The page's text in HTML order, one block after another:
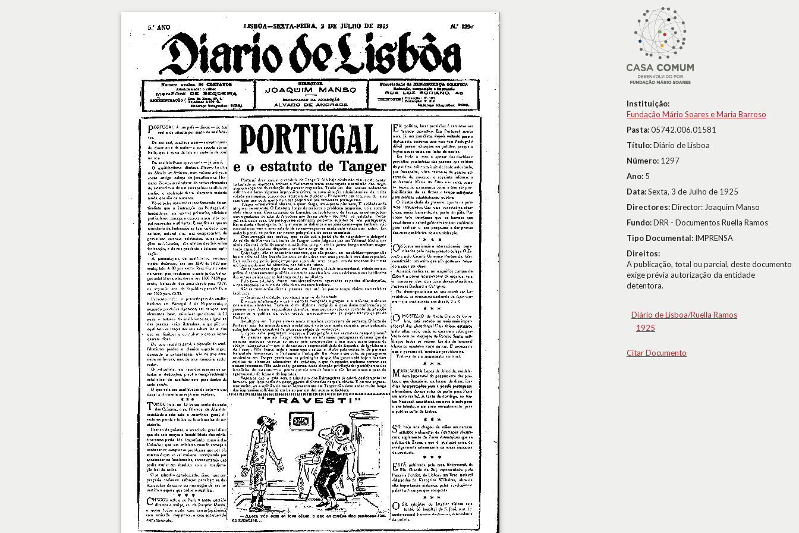
Instituição:
Fundação Mário Soares e Maria Barroso
Pasta:05742.006.01581
Título:Diário de Lisboa
Número: 1297
Ano: 5
Data:Sexta, 3 de Julho de 1925
Directores:Director: Joaquim Manso
Fundo:DRR - Documentos Ruella Ramos
Tipo Documental: IMPRENSA
Direitos:
A publicação, total ou parcial, deste documento
exige prévia autorização da entidade
detentora.
Diário de Lisboa/Ruella Ramos
1925
Citar Documento